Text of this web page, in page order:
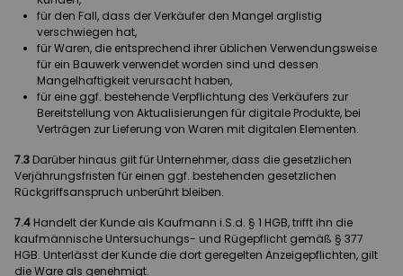
für den Fall, dass der Verkäufer den Mangel arglistig
verschwiegen hat,
für Waren, die entsprechend ihrer üblichen Verwendungsweise
für ein Bauwerk verwendet worden sind und dessen
Mangelhaftigkeit verursacht haben,
für eine ggf. bestehende Verpflichtung des Verkäufers zur
Bereitstellung von Aktualisierungen für digitale Produkte, bei
Verträgen zur Lieferung von Waren mit digitalen Elementen.
7.3 Darüber hinaus gilt für Unternehmer, dass die gesetzlichen
Verjährungsfristen für einen ggf. bestehenden gesetzlichen
Rückgriffsanspruch unberührt bleiben.
7.4 Handelt der Kunde als Kaufmann i.S.d. § 1 HGB, trifft ihn die
kaufmännische Untersuchungs- und Rügepflicht gemäß § 377
HGB. Unterlässt der Kunde die dort geregelten Anzeigepflichten, gilt
die Ware als genehmigt.